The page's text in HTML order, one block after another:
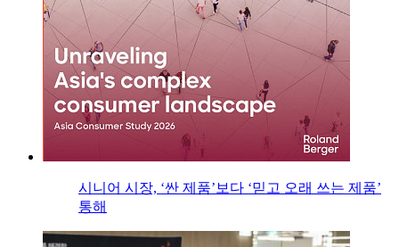
시니어 시장, ‘싼 제품’보다 ‘믿고 오래 쓰는 제품’
통해